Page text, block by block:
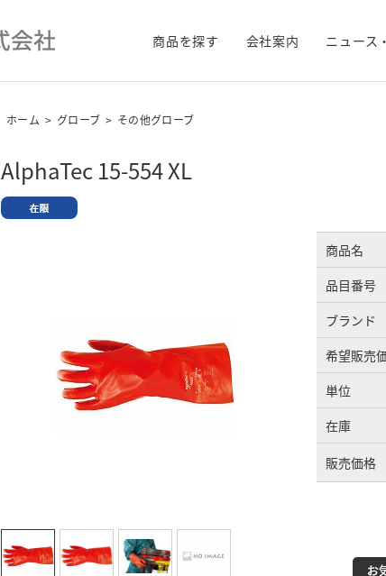
商品を探す 会社案内 ニュース
ホーム > グローブ > その他グローブ
AlphaTec 15-554 XL
商品名
品目番号
ブランド
希望販売
単位
在庫
販売価格